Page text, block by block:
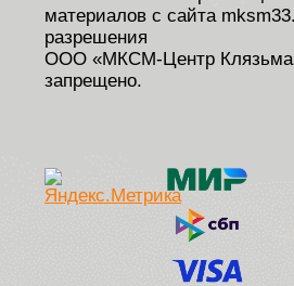
материалов с сайта
разрешения
ООО «МКСМ-Центр
запрещено.